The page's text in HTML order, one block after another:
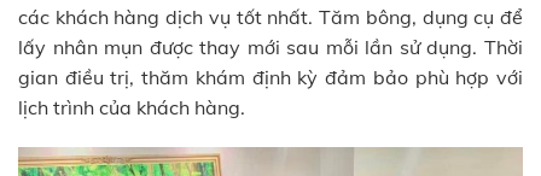
các khách hàng dịch vụ tốt nhất. Tăm bông, dụng cụ để
lấy nhân mụn được thay mới sau mỗi lần sử dụng. Thời
gian điều trị, thăm khám định kỳ đảm bảo phù hợp với
lịch trình của khách hàng.